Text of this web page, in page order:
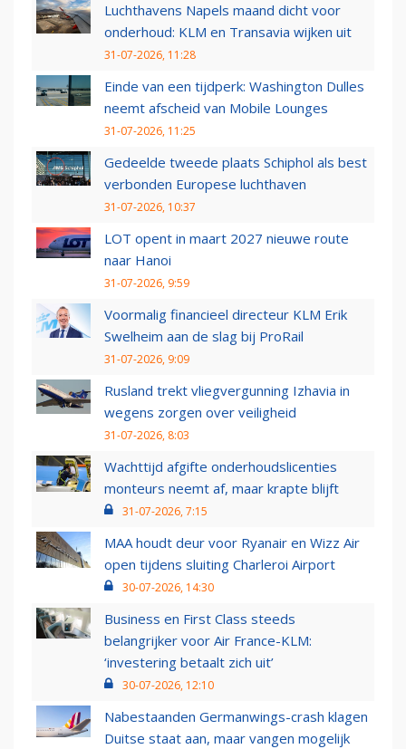
Luchthavens Napels maand dicht voor
onderhoud: KLM en Transavia wijken uit
31-07-2026, 11:28
Einde van een tijdperk: Washington Dulles
neemt afscheid van Mobile Lounges
31-07-2026, 11:25
Gedeelde tweede plaats Schiphol als best
verbonden Europese luchthaven
31-07-2026, 10:37
LOT opent in maart 2027 nieuwe route
naar Hanoi
31-07-2026, 9:59
Voormalig financieel directeur KLM Erik
Swelheim aan de slag bij ProRail
31-07-2026, 9:09
Rusland trekt vliegvergunning Izhavia in
wegens zorgen over veiligheid
31-07-2026, 8:03
Wachttijd afgifte onderhoudslicenties
monteurs neemt af, maar krapte blijft
31-07-2026, 7:15
MAA houdt deur voor Ryanair en Wizz Air
open tijdens sluiting Charleroi Airport
30-07-2026, 14:30
Business en First Class steeds
belangrijker voor Air France-KLM:
‘investering betaalt zich uit’
30-07-2026, 12:10
Nabestaanden Germanwings-crash klagen
Duitse staat aan, maar vangen mogelijk